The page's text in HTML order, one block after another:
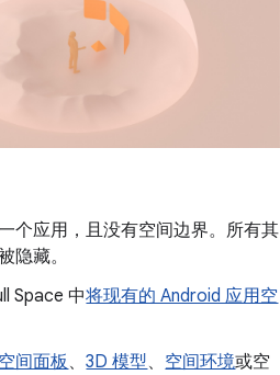
个应用，且没有空间边界。所有其
隐藏。
Space 中将现有的 Android 应用空
空间面板 、3D 模型、 空间环境或空